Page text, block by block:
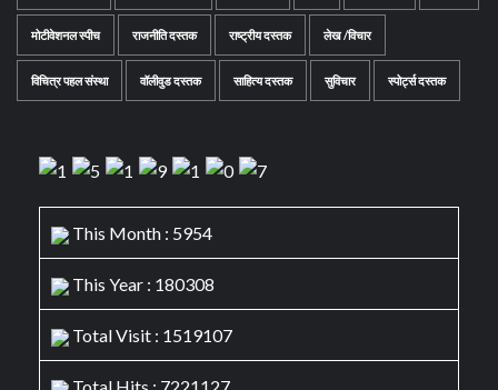
मोटीवेशनल स्पीच राजनीति दस्तक राष्ट्रीय दस्तक लेख /विचार
विचित्र पहल संस्था वॉलीवुड दस्तक साहित्य दस्तक सुविचार स्पोर्ट्स दस्तक
This Month : 5954
This Year : 180308
Total Visit : 1519107